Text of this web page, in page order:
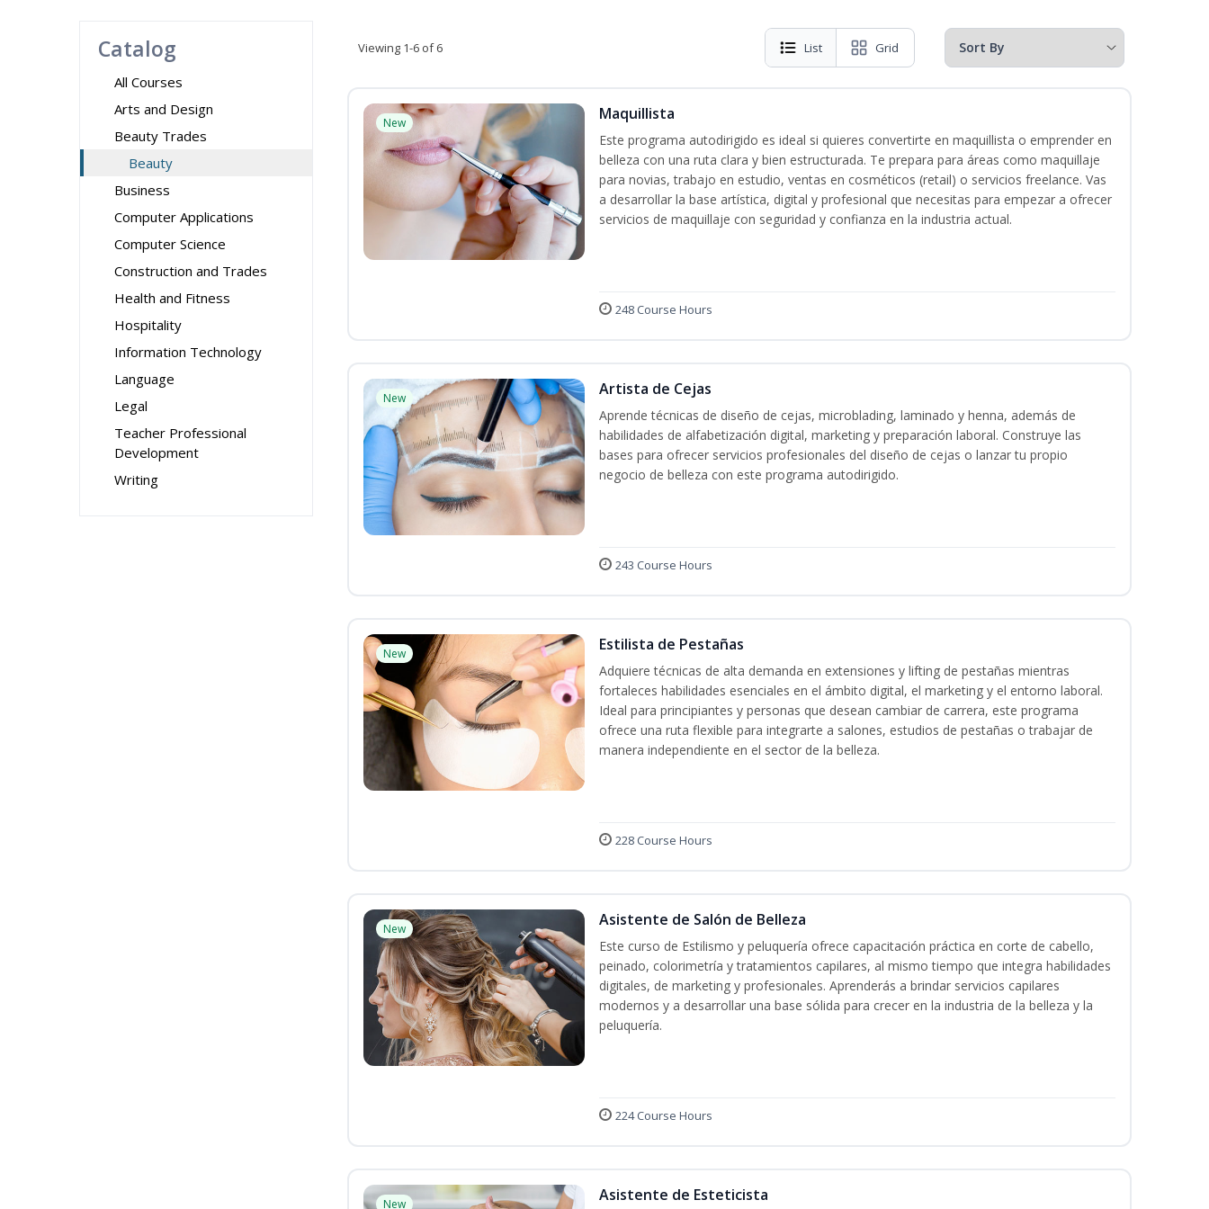
Catalog
All Courses
Arts and Design
Beauty Trades
Beauty
Business
Computer Applications
Computer Science
Construction and Trades
Health and Fitness
Hospitality
Information Technology
Language
Legal
Teacher Professional
Development
Writing
Viewing 1-6 of 6 List Grid
New Maquillista
Este programa autodirigido es ideal si quieres convertirte en maquillista o emprender en
belleza con una ruta clara y bien estructurada. Te prepara para áreas como maquillaje
para novias, trabajo en estudio, ventas en cosméticos (retail) o servicios freelance. Vas
a desarrollar la base artística, digital y profesional que necesitas para empezar a ofrecer
servicios de maquillaje con seguridad y confianza en la industria actual.
248 Course Hours
New Artista de Cejas
Aprende técnicas de diseño de cejas, microblading, laminado y henna, además de
habilidades de alfabetización digital, marketing y preparación laboral. Construye las
bases para ofrecer servicios profesionales del diseño de cejas o lanzar tu propio
negocio de belleza con este programa autodirigido.
243 Course Hours
New Estilista de Pestañas
Adquiere técnicas de alta demanda en extensiones y lifting de pestañas mientras
fortaleces habilidades esenciales en el ámbito digital, el marketing y el entorno laboral.
Ideal para principiantes y personas que desean cambiar de carrera, este programa
ofrece una ruta flexible para integrarte a salones, estudios de pestañas o trabajar de
manera independiente en el sector de la belleza.
228 Course Hours
New Asistente de Salón de Belleza
Este curso de Estilismo y peluquería ofrece capacitación práctica en corte de cabello,
peinado, colorimetría y tratamientos capilares, al mismo tiempo que integra habilidades
digitales, de marketing y profesionales. Aprenderás a brindar servicios capilares
modernos y a desarrollar una base sólida para crecer en la industria de la belleza y la
peluquería.
224 Course Hours
New Asistente de Esteticista